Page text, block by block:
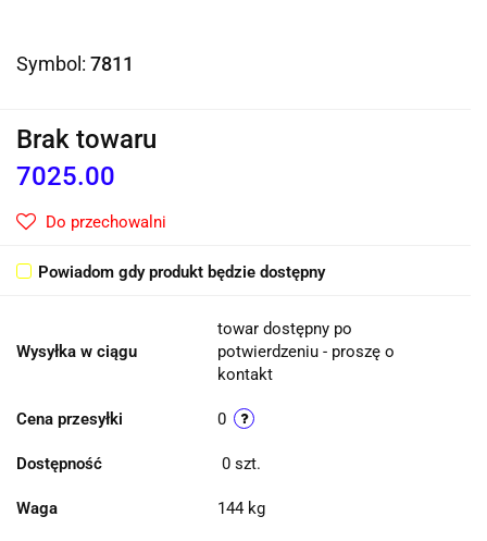
Symbol: 7811
Brak towaru
7025.00
Do przechowalni
Powiadom gdy produkt będzie dostępny
Wysyłka w ciągu
towar dostępny po
potwierdzeniu - proszę o
kontakt
Cena przesyłki 0
Dostępność 0 szt.
Waga 144 kg